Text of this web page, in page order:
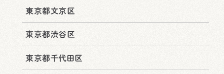
東京都文京区
東京都渋谷区
東京都千代田区